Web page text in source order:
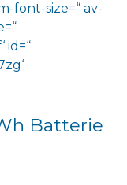
font-size=“ av-
id=“
Batterie